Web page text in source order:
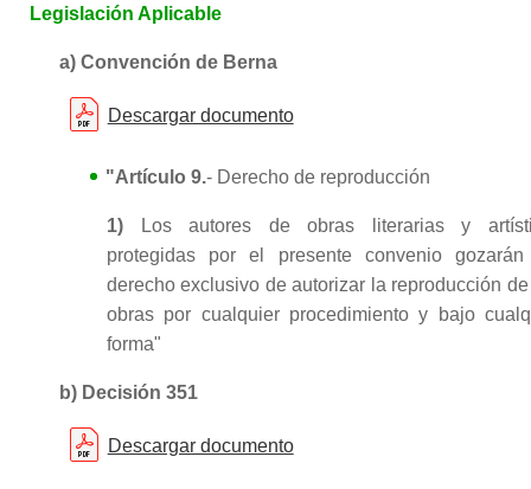
Legislación Aplicable
a) Convención de Berna
Descargar documento
"Artículo 9.- Derecho de reproducción
1) Los autores de obras literarias y
protegidas por el presente convenio
derecho exclusivo de autorizar la reproducción
obras por cualquier procedimiento y bajo
forma"
b) Decisión 351
Descargar documento